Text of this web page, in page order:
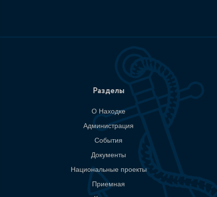
Разделы
О Находке
Администрация
События
Документы
Национальные проекты
Приемная